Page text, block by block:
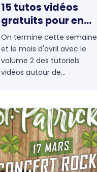
15 tutos vidéos
gratuits pour en
apprendre plus sur
Photoshop
On termine cette semaine
et le mois d'avril avec le
volume 2 des tutoriels
vidéos autour de
vous aiderons à améliorer
votre utilisation de
Photoshop ou simplement
débuter avec ce logiciel
incontournable.